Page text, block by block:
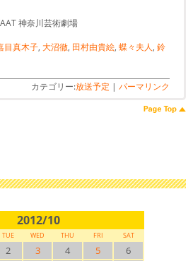
神奈川芸術劇場
目真木子, 大沼徹, 田村由貴絵, 蝶々夫人, 鈴
カテゴリー:放送予定 | パーマリンク
2012/10
TUE WED THU FRI SAT
2 3 4 5
6